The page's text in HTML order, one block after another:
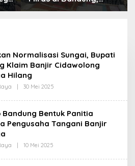
Lebih dari Enam Ribu
Normalisasi Sungai, Bupati
Klaim Banjir Cidawolong
Hilang
30 Mei 2025
E
R
E
I
Bandung Bentuk Panitia
Pengusaha Tangani Banjir
10 Mei 2025
E